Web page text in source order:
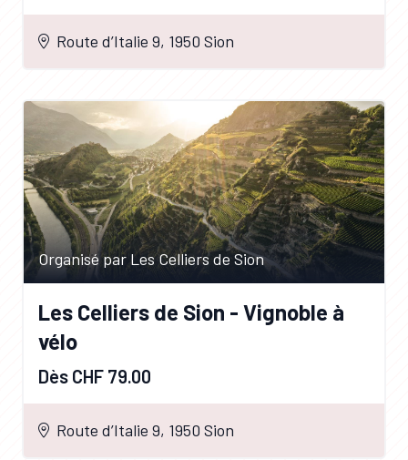
Route d’Italie 9, 1950 Sion
Organisé par Les Celliers de Sion
Les Celliers de Sion - Vignoble à
vélo
Dès CHF 79.00
Route d’Italie 9, 1950 Sion